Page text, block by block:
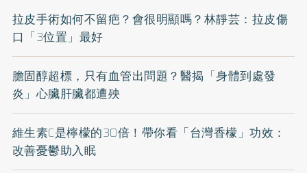
拉皮手術如何不留疤？會很明顯嗎？林靜芸：拉皮傷
口「3位置」最好
膽固醇超標，只有血管出問題？醫揭「身體到處發
炎」心臟肝臟都遭殃
維生素C是檸檬的30倍！帶你看「台灣香檬」功效：
改善憂鬱助入眠